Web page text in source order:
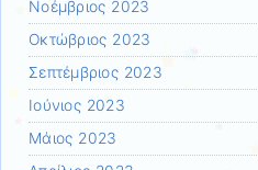
Νοέμβριος 2023
Οκτώβριος 2023
Σεπτέμβριος 2023
Ιούνιος 2023
Μάιος 2023